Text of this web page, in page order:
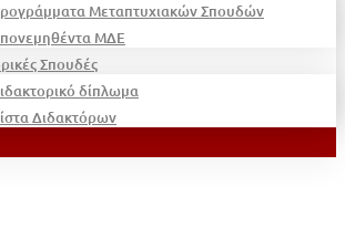
Μεταπτυχιακών Σπουδών
ΜΔΕ
Σπουδές
δίπλωμα
Διδακτόρων